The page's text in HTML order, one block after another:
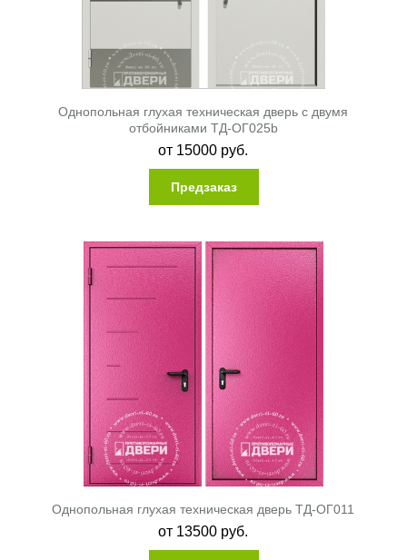
Однопольная глухая техническая дверь с двумя
отбойниками ТД-ОГ025b
от 15000 руб.
Предзаказ
Однопольная глухая техническая дверь ТД-ОГ011
от 13500 руб.